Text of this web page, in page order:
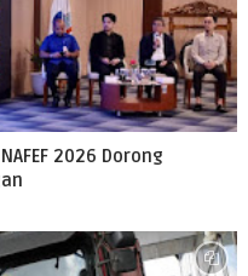
2026 Dorong